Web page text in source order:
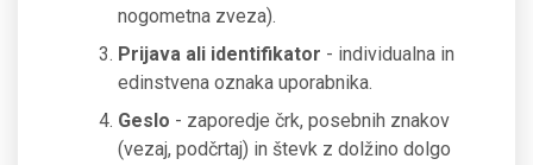
nogometna zveza).
Prijava ali identifikator - individualna in
edinstvena oznaka uporabnika.
Geslo - zaporedje črk, posebnih znakov
(vezaj, podčrtaj) in števk z dolžino dolgo